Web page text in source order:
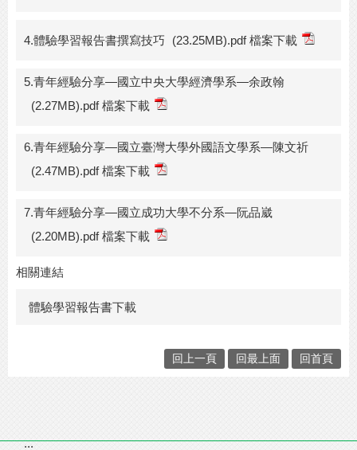
4.體驗學習報告書撰寫技巧 (23.25MB).pdf 檔案下載
5.青年經驗分享—國立中央大學經濟學系—余政翰
(2.27MB).pdf 檔案下載
6.青年經驗分享—國立臺灣大學外國語文學系—陳文祈
(2.47MB).pdf 檔案下載
7.青年經驗分享—國立成功大學不分系—阮品崴
(2.20MB).pdf 檔案下載
相關連結
體驗學習報告書下載
回上一頁 回最上面 回首頁